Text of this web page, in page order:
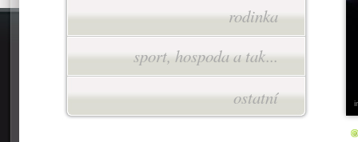
rodinka
sport, hospoda a tak...
ostatní